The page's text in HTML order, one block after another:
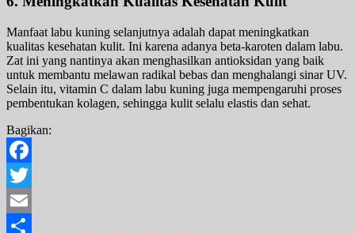
Manfaat labu kuning selanjutnya adalah dapat meningkatkan
kualitas kesehatan kulit. Ini karena adanya beta-karoten dalam labu.
Zat ini yang nantinya akan menghasilkan antioksidan yang baik
untuk membantu melawan radikal bebas dan menghalangi sinar UV.
Selain itu, vitamin C dalam labu kuning juga mempengaruhi proses
pembentukan kolagen, sehingga kulit selalu elastis dan sehat.
Bagikan:
Facebook
Twitter
Email